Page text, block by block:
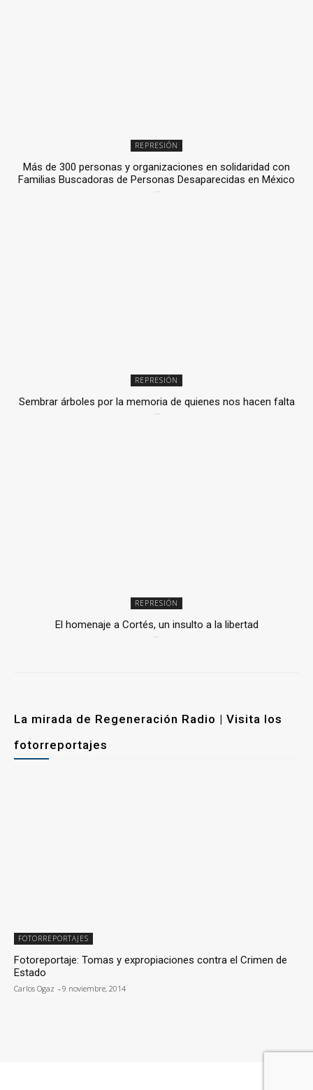
REPRESIÓN
Más de 300 personas y organizaciones en solidaridad con
Familias Buscadoras de Personas Desaparecidas en México
REPRESIÓN
Sembrar árboles por la memoria de quienes nos hacen falta
REPRESIÓN
El homenaje a Cortés, un insulto a la libertad
La mirada de Regeneración Radio | Visita los
fotorreportajes
FOTORREPORTAJES
Fotoreportaje: Tomas y expropiaciones contra el Crimen de
Estado
Carlos Ogaz - 9 noviembre, 2014